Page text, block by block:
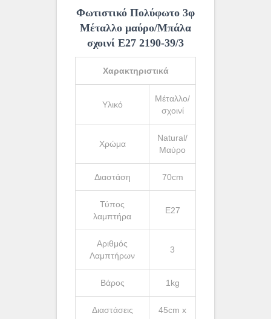
Φωτιστικό Πολύφωτο 3φ
Μέταλλο μαύρο/Μπάλα
σχοινί Ε27 2190-39/3
Χαρακτηριστικά
Υλικό
Μέταλλο/
σχοινί
Χρώμα
Natural/
Μαύρο
Διαστάση 70cm
Τύπος
λαμπτήρα
Ε27
Αριθμός
Λαμπτήρων
3
Βάρος 1kg
Διαστάσεις
45cm x